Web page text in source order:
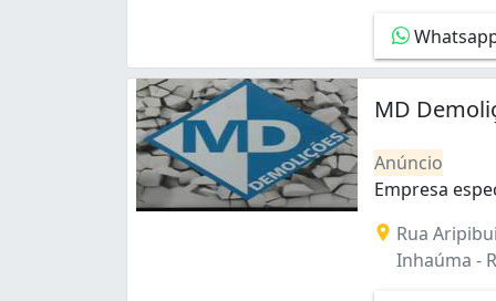
Cidade Nova (1)
Cordovil (1)
Del Castilho (1)
Engenho Novo (1)
Engenho de Dentro (1)
Galeão (3)
MD
Anúncio
Empresa
Rua
Inhaúma -